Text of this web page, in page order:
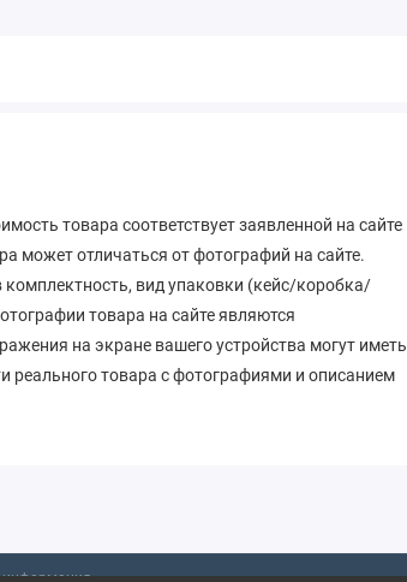
товара соответствует заявленной на сайте
может отличаться от фотографий на сайте.
комплектность, вид упаковки (кейс/коробка/
товара на сайте являются
на экране вашего устройства могут иметь
реального товара с фотографиями и описанием